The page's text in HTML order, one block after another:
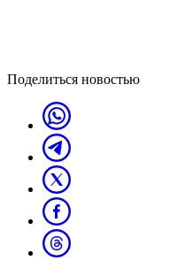
Поделиться новостью